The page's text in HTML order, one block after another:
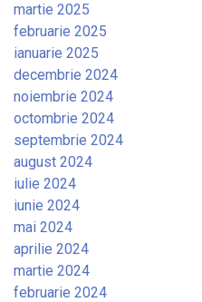
martie 2025
februarie 2025
ianuarie 2025
decembrie 2024
noiembrie 2024
octombrie 2024
septembrie 2024
august 2024
iulie 2024
iunie 2024
mai 2024
aprilie 2024
martie 2024
februarie 2024